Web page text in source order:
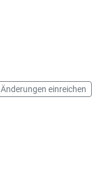
Änderungen einreichen